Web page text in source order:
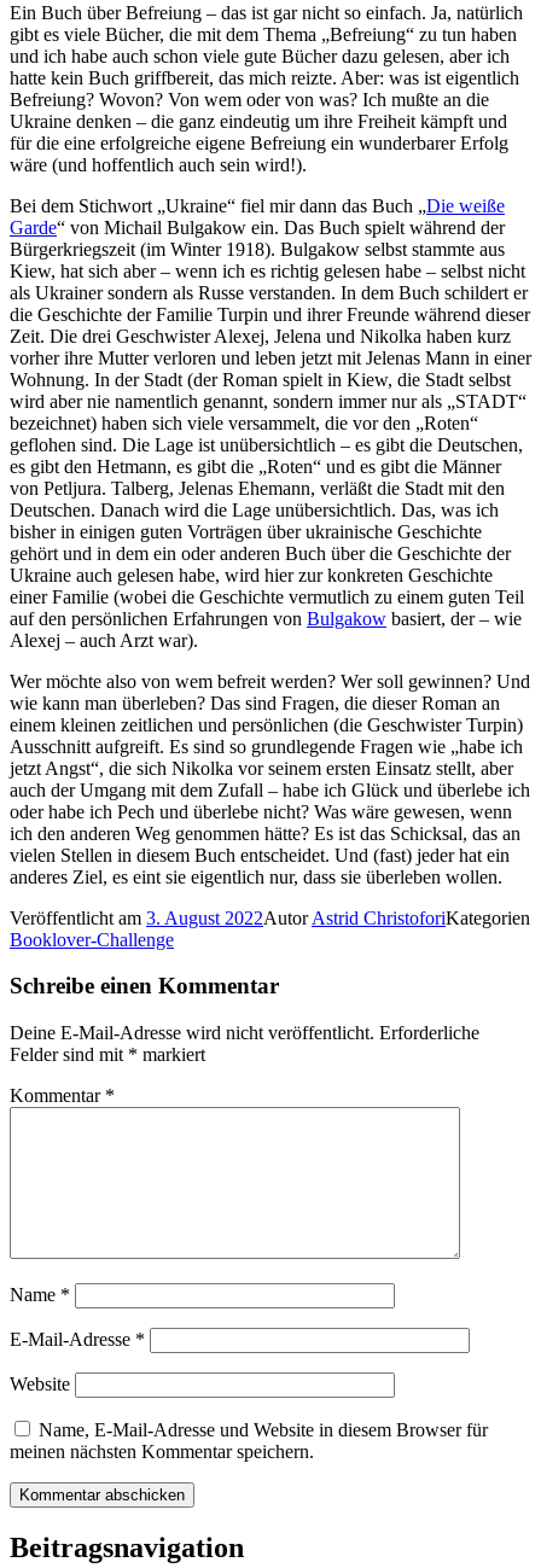
Ein Buch über Befreiung – das ist gar nicht so einfach. Ja, natürlich
gibt es viele Bücher, die mit dem Thema „Befreiung“ zu tun haben
und ich habe auch schon viele gute Bücher dazu gelesen, aber ich
hatte kein Buch griffbereit, das mich reizte. Aber: was ist eigentlich
Befreiung? Wovon? Von wem oder von was? Ich mußte an die
Ukraine denken – die ganz eindeutig um ihre Freiheit kämpft und
für die eine erfolgreiche eigene Befreiung ein wunderbarer Erfolg
wäre (und hoffentlich auch sein wird!).
Bei dem Stichwort „Ukraine“ fiel mir dann das Buch „Die weiße
Garde“ von Michail Bulgakow ein. Das Buch spielt während der
Bürgerkriegszeit (im Winter 1918). Bulgakow selbst stammte aus
Kiew, hat sich aber – wenn ich es richtig gelesen habe – selbst nicht
als Ukrainer sondern als Russe verstanden. In dem Buch schildert er
die Geschichte der Familie Turpin und ihrer Freunde während dieser
Zeit. Die drei Geschwister Alexej, Jelena und Nikolka haben kurz
vorher ihre Mutter verloren und leben jetzt mit Jelenas Mann in einer
Wohnung. In der Stadt (der Roman spielt in Kiew, die Stadt selbst
wird aber nie namentlich genannt, sondern immer nur als „STADT“
bezeichnet) haben sich viele versammelt, die vor den „Roten“
geflohen sind. Die Lage ist unübersichtlich – es gibt die Deutschen,
es gibt den Hetmann, es gibt die „Roten“ und es gibt die Männer
von Petljura. Talberg, Jelenas Ehemann, verläßt die Stadt mit den
Deutschen. Danach wird die Lage unübersichtlich. Das, was ich
bisher in einigen guten Vorträgen über ukrainische Geschichte
gehört und in dem ein oder anderen Buch über die Geschichte der
Ukraine auch gelesen habe, wird hier zur konkreten Geschichte
einer Familie (wobei die Geschichte vermutlich zu einem guten Teil
auf den persönlichen Erfahrungen von Bulgakow basiert, der – wie
Alexej – auch Arzt war).
Wer möchte also von wem befreit werden? Wer soll gewinnen? Und
wie kann man überleben? Das sind Fragen, die dieser Roman an
einem kleinen zeitlichen und persönlichen (die Geschwister Turpin)
Ausschnitt aufgreift. Es sind so grundlegende Fragen wie „habe ich
jetzt Angst“, die sich Nikolka vor seinem ersten Einsatz stellt, aber
auch der Umgang mit dem Zufall – habe ich Glück und überlebe ich
oder habe ich Pech und überlebe nicht? Was wäre gewesen, wenn
ich den anderen Weg genommen hätte? Es ist das Schicksal, das an
vielen Stellen in diesem Buch entscheidet. Und (fast) jeder hat ein
anderes Ziel, es eint sie eigentlich nur, dass sie überleben wollen.
Veröffentlicht am 3. August 2022AutorAstrid ChristoforiKategorien
Booklover-Challenge
Schreibe einen Kommentar
Deine E-Mail-Adresse wird nicht veröffentlicht. Erforderliche
Felder sind mit * markiert
Kommentar *
Name *
E-Mail-Adresse *
Website
Name, E-Mail-Adresse und Website in diesem Browser für
meinen nächsten Kommentar speichern.
Beitragsnavigation